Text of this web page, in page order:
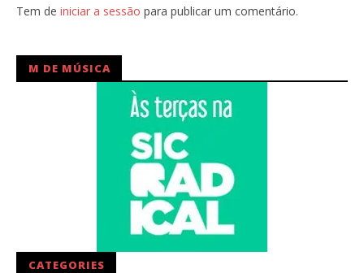
Tem de iniciar a sessão para publicar um comentário.
M DE MÚSICA
CATEGORIES